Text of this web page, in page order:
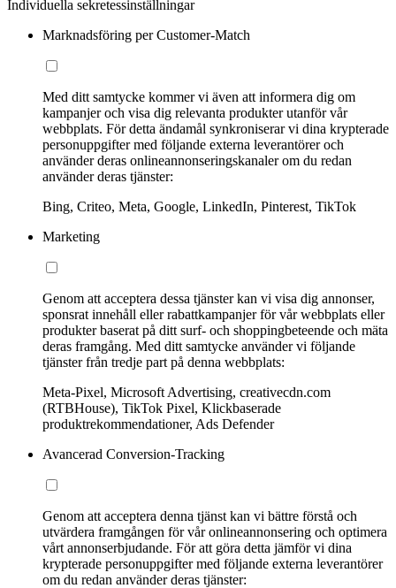
Individuella sekretessinställningar
Marknadsföring per Customer-Match
Med ditt samtycke kommer vi även att informera dig om
kampanjer och visa dig relevanta produkter utanför vår
webbplats. För detta ändamål synkroniserar vi dina krypterade
personuppgifter med följande externa leverantörer och
använder deras onlineannonseringskanaler om du redan
använder deras tjänster:
Bing, Criteo, Meta, Google, LinkedIn, Pinterest, TikTok
Marketing
Genom att acceptera dessa tjänster kan vi visa dig annonser,
sponsrat innehåll eller rabattkampanjer för vår webbplats eller
produkter baserat på ditt surf- och shoppingbeteende och mäta
deras framgång. Med ditt samtycke använder vi följande
tjänster från tredje part på denna webbplats:
Meta-Pixel, Microsoft Advertising, creativecdn.com
(RTBHouse), TikTok Pixel, Klickbaserade
produktrekommendationer, Ads Defender
Avancerad Conversion-Tracking
Genom att acceptera denna tjänst kan vi bättre förstå och
utvärdera framgången för vår onlineannonsering och optimera
vårt annonserbjudande. För att göra detta jämför vi dina
krypterade personuppgifter med följande externa leverantörer
om du redan använder deras tjänster: